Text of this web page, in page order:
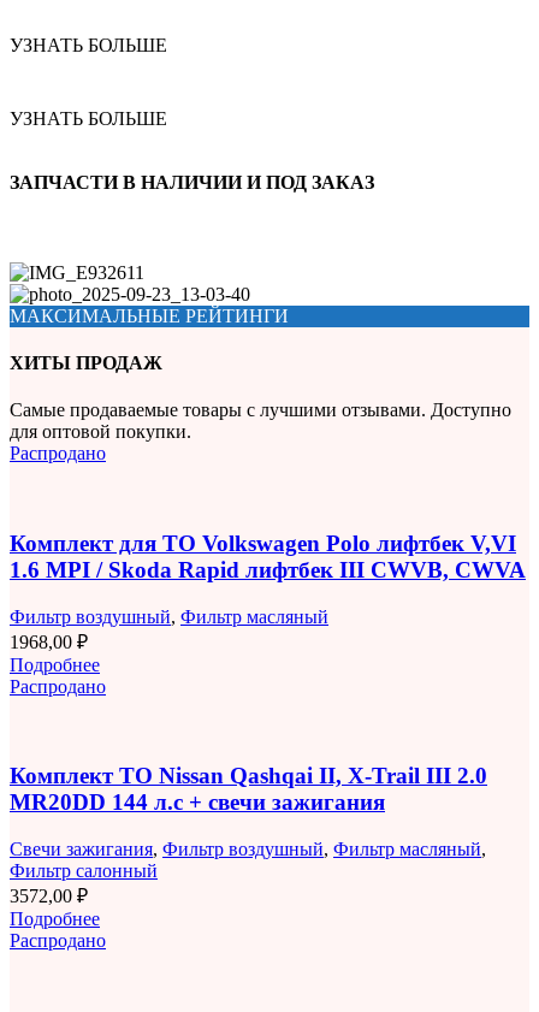
УЗНАТЬ БОЛЬШЕ
УЗНАТЬ БОЛЬШЕ
ЗАПЧАСТИ В НАЛИЧИИ И ПОД ЗАКАЗ
МАКСИМАЛЬНЫЕ РЕЙТИНГИ
ХИТЫ ПРОДАЖ
Самые продаваемые товары с лучшими отзывами. Доступно
для оптовой покупки.
Распродано
Комплект для ТО Volkswagen Polo лифтбек V,VI
1.6 MPI / Skoda Rapid лифтбек III CWVB, CWVA
Фильтр воздушный, Фильтр масляный
1968,00 ₽
Подробнее
Распродано
Комплект ТО Nissan Qashqai II, X-Trail III 2.0
MR20DD 144 л.с + свечи зажигания
Свечи зажигания, Фильтр воздушный, Фильтр масляный,
Фильтр салонный
3572,00 ₽
Подробнее
Распродано